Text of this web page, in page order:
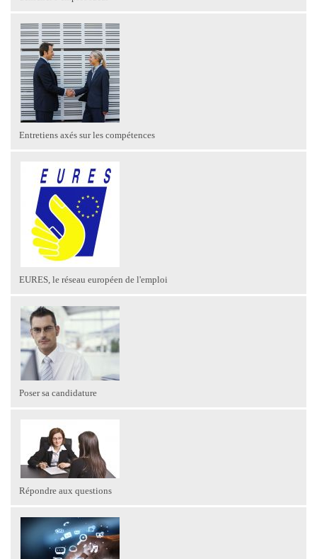
Entretiens axés sur les compétences
EURES, le réseau européen de l'emploi
Poser sa candidature
Répondre aux questions